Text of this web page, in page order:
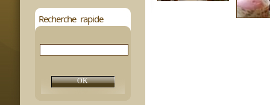
Recherche rapide